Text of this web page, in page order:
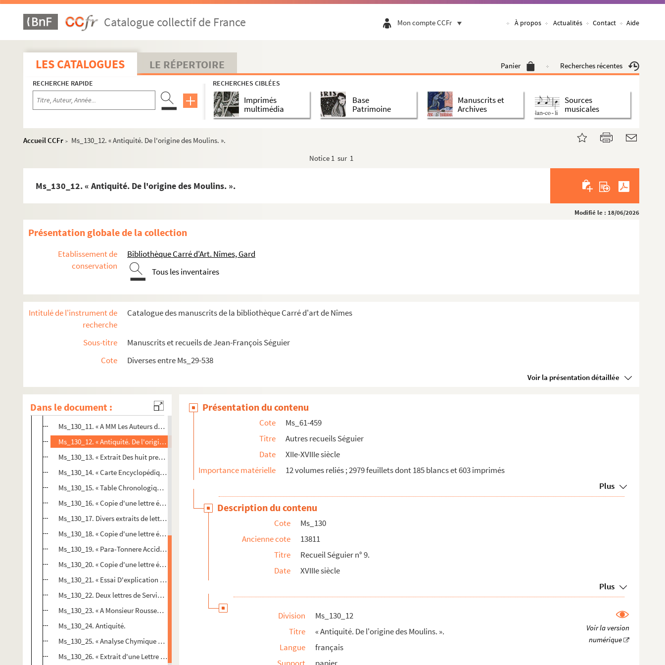
Catalogue collectif de France Mon compte CCFr À propos Actualités Contact Aide
LES CATALOGUES LE RÉPERTOIRE Panier Recherches récentes
RECHERCHE RAPIDE RECHERCHES CIBLÉES
Imprimés
multimédia
Base
Patrimoine
Manuscrits et
Archives
Sources
musicales
Accueil CCFr >
Ms_130_12. « Antiquité. De l'origine des Moulins. ».
Notice 1 sur 1
Ms_130_12. « Antiquité. De l'origine des Moulins. ».
Modifié le : 18/06/2026
Présentation globale de la collection
Etablissement de
conservation
Bibliothèque Carré d'Art. Nîmes, Gard
Tous les inventaires
Intitulé de l'instrument de
recherche
Catalogue des manuscrits de la bibliothèque Carré d'art de Nîmes
Sous-titre
Manuscrits et recueils de Jean-François Séguier
Cote
Diverses entre Ms_29-538
Voir la présentation détaillée
Dans le document :
Ms_76-1218. Travaux et papiers personnels de Jean-François Séguier
Ms_75-351. Manuscrits copiés par Séguier.
Ms_66. Recueil Séguier n° 18.
Ms_98. Recueil Séguier n° 27.
Ms_128. Recueil Séguier n° 32
Ms_130. Recueil Séguier n° 9.
Ms_130_1. « Chiffre adressé par un Anonyme au mois de Juin 1781 à Mr Baüy agrégé de l'Académie Royale d'Ecritu...
Ms_130_3. Billets adressés à Séguier.
Ms_130_4. « Lettre sur le rapport du vuide au plein dans un espace occupé par des sphères égales... ».
Ms_130_6. « Observations sur le baromètre marin, à bord des vaisseaux. ».
Ms_130_7. Diverses pièces d'épigraphie.
Ms_130_9. Lettres de Servières.
Ms_130_10. « Le préjugé, Combattu, et détruit ou L'existence de la langue primitive vérifiée ».
Ms_130_11. « A MM Les Auteurs du journal Encyclopédique ».
Ms_130_12. « Antiquité. De l'origine des Moulins. ».
Ms_130_13. « Extrait Des huit premiers Versets de la Bible dans la langue de l'engadine inférieure et de la Lig...
Ms_130_14. « Carte Encyclopédique de la France, avec cette Epigraphe : Utilitati publicae »
Ms_130_15. « Table Chronologique synoptique des prix de toutes les académies ».
Ms_130_16. « Copie d'une lettre écrite par Mr l'abbé Chaupy à Mr Deservières ».
Ms_130_17. Divers extraits de lettres concernant Séguier adressées à Servières.
Ms_130_18. « Copie d'une lettre écrite par M. le Baron de Servières à Mr Germain ancien Chancellier... ».
Ms_130_19. « Para-Tonnere Accidentel ».
Ms_130_20. « Copie d'une lettre écrite par Mr Hosten à Mr De Servières ».
Ms_130_21. « Essai D'explication d'un Phénomène assez singulier produit par la fonte de la Glace. ».
Ms_130_22. Deux lettres de Servières aux auteurs du Journal Encyclopédique.
Ms_130_23. « A Monsieur Rousseau l'un des Auteurs du Journal Encyclopédique ».
Ms_130_24. Antiquité.
Ms_130_25. « Analyse Chymique d'une pierre calcaire surcomposée ».
Ms_130_26. « Extrait d'une Lettre Ecrite Par Mr Le baron de Servières, A Mr Le Chavalier De Lamanon. ».
Présentation du contenu
Cote
Ms_61-459
Titre
Autres recueils Séguier
Date
XIIe-XVIIIe siècle
Importance matérielle
12 volumes reliés ; 2979 feuillets dont 185 blancs et 603 imprimés
Plus
Description du contenu
Cote
Ms_130
Ancienne cote
13811
Titre
Recueil Séguier n° 9.
Date
XVIIIe siècle
Plus
Division
Ms_130_12
Titre
« Antiquité. De l'origine des Moulins. ».
Langue
français